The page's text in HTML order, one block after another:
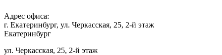
Адрес офиса:
г. Екатеринбург, ул. Черкасская, 25, 2-й этаж
Екатеринбург
ул. Черкасская, 25, 2-й этаж